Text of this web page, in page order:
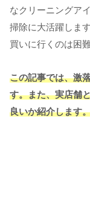
なクリーニングア
掃除に大活躍しま
買いに行くのは困
この記事では、激
す。また、実店舗
良いか紹介します